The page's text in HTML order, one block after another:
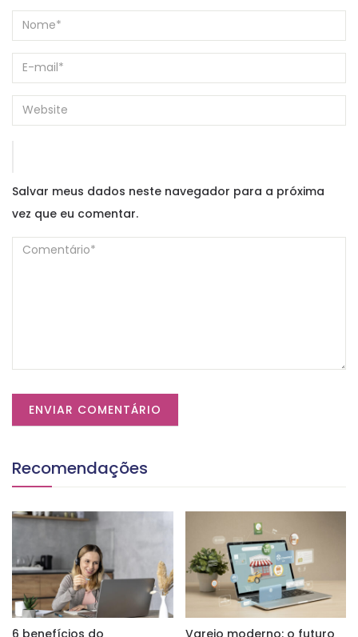
Salvar meus dados neste navegador para a próxima
vez que eu comentar.
Recomendações